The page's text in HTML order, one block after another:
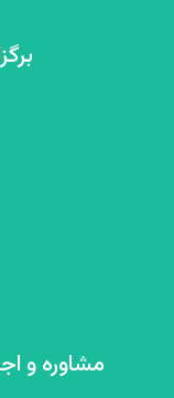
برگزاری دوره‌های
مشاوره و